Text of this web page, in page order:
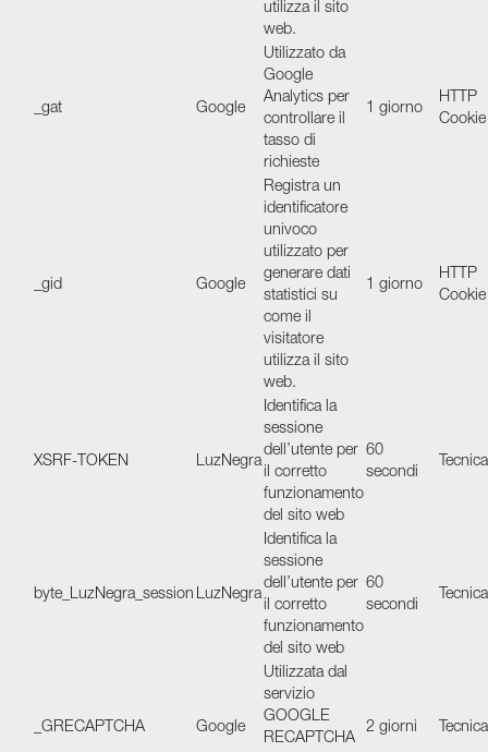
utilizza il sito
web.
_gat Google
Utilizzato da
Google
Analytics per
controllare il
tasso di
richieste
1 giorno
HTTP
Cookie
_gid Google
Registra un
identificatore
univoco
utilizzato per
generare dati
statistici su
come il
visitatore
utilizza il sito
web.
1 giorno
HTTP
Cookie
XSRF-TOKEN LuzNegra
Identifica la
sessione
dell’utente per
il corretto
funzionamento
del sito web
60
secondi
Tecnica
byte_LuzNegra_session LuzNegra
Identifica la
sessione
dell’utente per
il corretto
funzionamento
del sito web
60
secondi
Tecnica
_GRECAPTCHA Google
Utilizzata dal
servizio
GOOGLE
RECAPTCHA
2 giorni Tecnica